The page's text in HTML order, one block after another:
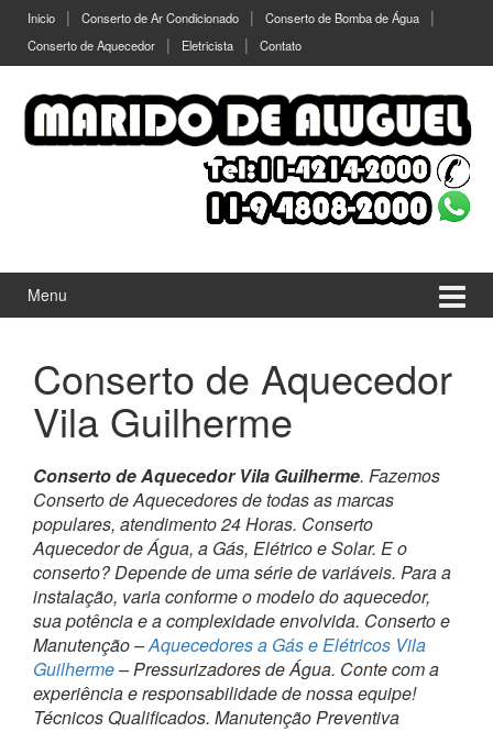
Pular
menu
Inicio Conserto de Ar Condicionado
Conserto de Bomba de Água
Conserto de Aquecedor
Eletricista Contato
Menu
Conserto de Aquecedor
Vila Guilherme
Conserto de Aquecedor Vila Guilherme. Fazemos
Conserto de Aquecedores de todas as marcas
populares, atendimento 24 Horas. Conserto
Aquecedor de Água, a Gás, Elétrico e Solar. E o
conserto? Depende de uma série de variáveis. Para a
instalação, varia conforme o modelo do aquecedor,
sua potência e a complexidade envolvida. Conserto e
Manutenção –Aquecedores a Gás e Elétricos Vila
Guilherme– Pressurizadores de Água. Conte com a
experiência e responsabilidade de nossa equipe!
Técnicos Qualificados. Manutenção Preventiva